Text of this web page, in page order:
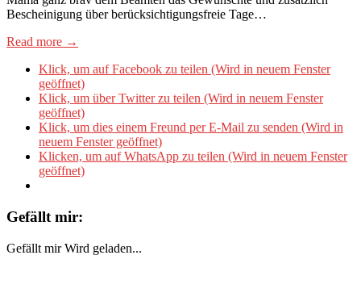
Bescheinigung über berücksichtigungsfreie Tage…
Read more →
Klick, um auf Facebook zu teilen (Wird in neuem Fenster
geöffnet)
Klick, um über Twitter zu teilen (Wird in neuem Fenster
geöffnet)
Klick, um dies einem Freund per E-Mail zu senden (Wird in
neuem Fenster geöffnet)
Klicken, um auf WhatsApp zu teilen (Wird in neuem Fenster
geöffnet)
Gefällt mir:
Gefällt mir Wird geladen...